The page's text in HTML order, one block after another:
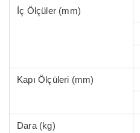
İç Ölçüler (mm)
Kapı Ölçüleri (mm)
Dara (kg)